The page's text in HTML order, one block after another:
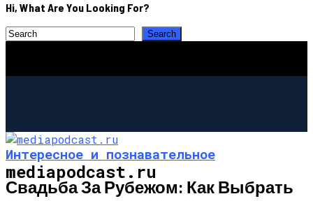
Hi, What Are You Looking For?
mediapodcast.ru
Интересное и познавательное
Свадьба За Рубежом: Как Выбрать